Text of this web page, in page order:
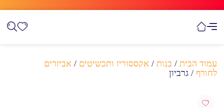
עמוד הבית / בנות / אקססוריז ותכשיטים / אביזרים
לחורף / גרביון